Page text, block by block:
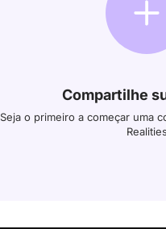
Compartilhe
Seja o primeiro a começar uma